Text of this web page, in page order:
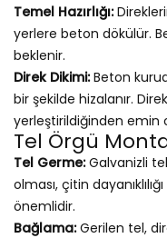
Temel Hazırlığı:
yerlere beton dökülür.
beklenir.
Direk Dikimi:Beton
bir şekilde hizalanır.
yerleştirildiğinden emin
Tel Örgü
Tel Germe:Galvanizli
olması, çitin
önemlidir.
Bağlama:Gerilen tel,